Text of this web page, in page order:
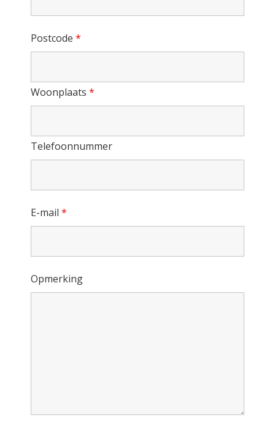
Postcode *
Woonplaats *
Telefoonnummer
E-mail *
Opmerking